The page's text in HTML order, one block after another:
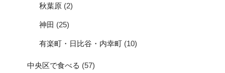
秋葉原 (2)
神田 (25)
有楽町・日比谷・内幸町 (10)
中央区で食べる (57)